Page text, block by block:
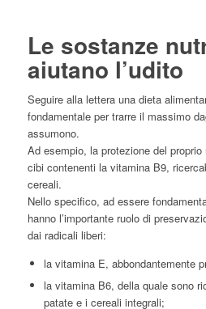
Le sostanze
aiutano l’udito
Seguire alla lettera una dieta
fondamentale per trarre il massimo
assumono.
Ad esempio, la protezione del
cibi contenenti la vitamina B9,
cereali.
Nello specifico, ad essere
hanno l’importante ruolo di
dai radicali liberi:
la vitamina E, abbondantemente
la vitamina B6, della quale sono
patate e i cereali integrali;